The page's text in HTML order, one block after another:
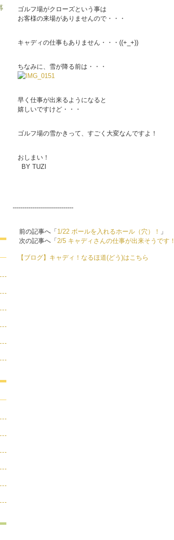
ゴルフ場がクローズという事は
お客様の来場がありませんので・・・
キャディの仕事もありません・・・((+_+))
ちなみに、雪が降る前は・・・
早く仕事が出来るようになると
嬉しいですけど・・・
ゴルフ場の雪かきって、すごく大変なんですよ！
おしまい！
BY TUZI
-------------------------------
前の記事へ「 1/22 ボールを入れるホール（穴）！ 」
次の記事へ「 2/5 キャディさんの仕事が出来そうです！
【ブログ】キャディ！なるほ道(どう)はこちら